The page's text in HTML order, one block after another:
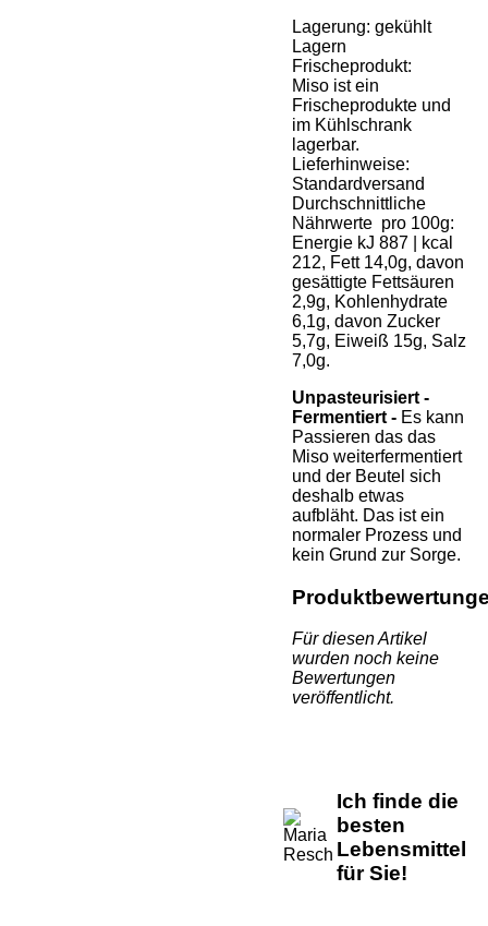
Lagerung: gekühlt
Lagern
Frischeprodukt:
Miso ist ein
Frischeprodukte und
im Kühlschrank
lagerbar.
Lieferhinweise:
Standardversand
Durchschnittliche
Nährwerte pro 100g:
Energie kJ 887 | kcal
212, Fett 14,0g, davon
gesättigte Fettsäuren
2,9g, Kohlenhydrate
6,1g, davon Zucker
5,7g, Eiweiß 15g, Salz
7,0g.
Unpasteurisiert -
Fermentiert - Es kann
Passieren das das
Miso weiterfermentiert
und der Beutel sich
deshalb etwas
aufbläht. Das ist ein
normaler Prozess und
kein Grund zur Sorge.
Für diesen Artikel
wurden noch keine
Bewertungen
veröffentlicht.
Ich finde die
besten
Lebensmittel
für Sie!